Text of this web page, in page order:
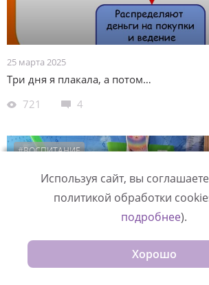
25 марта 2025
Три дня я плакала, а потом…
721
4
#ВОСПИТАНИЕ
Используя сайт, вы
политикой обработки
подробнее).
Хорошо